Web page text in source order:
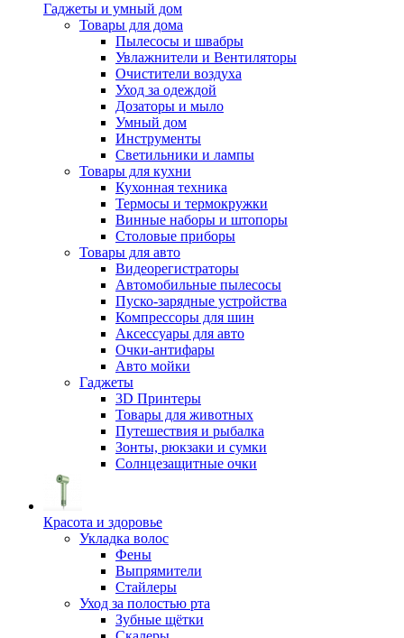
Гаджеты и умный дом
Товары для дома
Пылесосы и швабры
Увлажнители и Вентиляторы
Очистители воздуха
Уход за одеждой
Дозаторы и мыло
Умный дом
Инструменты
Светильники и лампы
Товары для кухни
Кухонная техника
Термосы и термокружки
Винные наборы и штопоры
Столовые приборы
Товары для авто
Видеорегистраторы
Автомобильные пылесосы
Пуско-зарядные устройства
Компрессоры для шин
Аксессуары для авто
Очки-антифары
Авто мойки
Гаджеты
3D Принтеры
Товары для животных
Путешествия и рыбалка
Зонты, рюкзаки и сумки
Солнцезащитные очки
Красота и здоровье
Укладка волос
Фены
Выпрямители
Стайлеры
Уход за полостью рта
Зубные щётки